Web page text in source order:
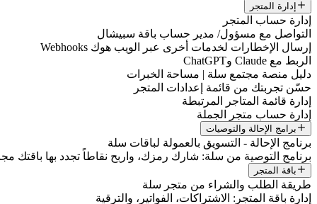
إدارة المتجر
إدارة حساب المتجر
التواصل مع مسؤول/ مدير حساب باقة سبيشال
إرسال الإخطارات لخدمات أخرى عبر الويب هوك Webhooks
الربط مع Claude وChatGPT
دليل منصة مجتمع سلة | مساحة الخبرات
حسّن تجربتك من قائمة إعدادات المتجر
إدارة قائمة المتاجر المرتبطة
إدارة حساب متجر الجملة
برامج الإحالة والتوصيات
برنامج الإحالة - التسويق بالعمولة لباقات سلة
برنامج التوصية من سلة: شارك رمزك، واربح نقاطاً تجدد بها باقتك
باقة المتجر
طريقة الطلب والشراء من متجر سلة
إدارة باقة المتجر: الاشتراكات، الفواتير، والترقية